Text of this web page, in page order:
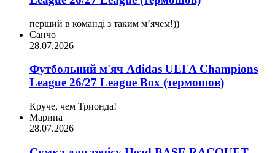
перший в команді з таким мʼячем!))
Санчо
28.07.2026
Футбольний м'яч Adidas UEFA Champions
League 26/27 League Box (термошов)
Круче, чем Трионда!
Марина
28.07.2026